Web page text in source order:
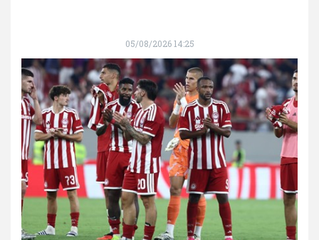
05/08/2026 14:25